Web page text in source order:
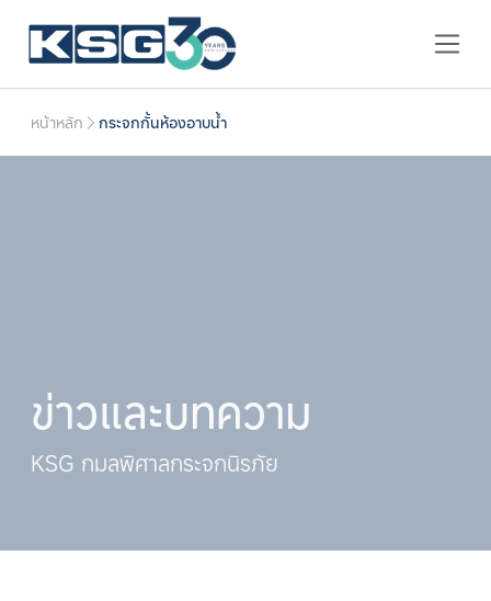
หน้าหลัก กระจกกั้นห้องอาบน้ำ
ข่าวและบทความ
KSG กมลพิศาลกระจกนิรภัย